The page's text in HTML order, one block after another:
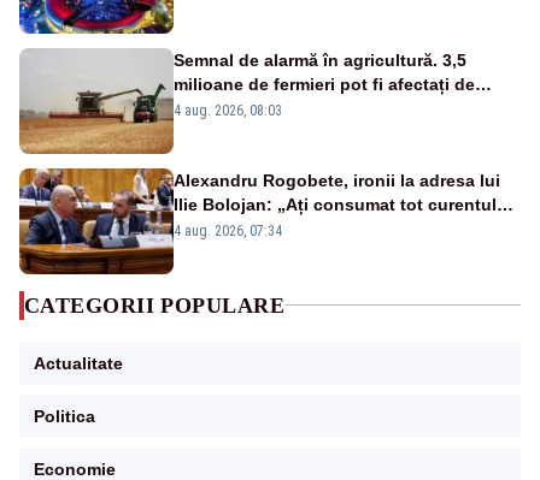
Semnal de alarmă în agricultură. 3,5
milioane de fermieri pot fi afectați de
strategia pentru conservarea
4 aug. 2026, 08:03
Alexandru Rogobete, ironii la adresa lui
Ilie Bolojan: „Ați consumat tot curentul
urmărind șobolani imaginari”
4 aug. 2026, 07:34
CATEGORII POPULARE
Actualitate
Politica
Economie